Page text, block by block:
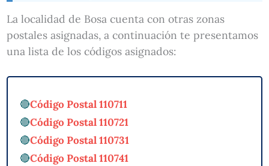
La localidad de Bosa cuenta con otras zonas
postales asignadas, a continuación te presentamos
una lista de los códigos asignados:
Código Postal 110711
Código Postal 110721
Código Postal 110731
Código Postal 110741